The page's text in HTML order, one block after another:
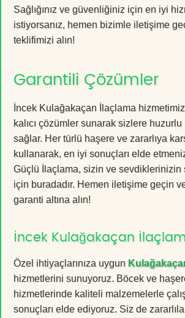
Sağlığınız ve güvenliğiniz için en iyi
istiyorsanız, hemen bizimle iletişime
teklifimizi alın!
Garantili Çözümler
İncek Kulağakaçan İlaçlama
kalıcı çözümler sunarak sizlere huzurlu
sağlar. Her türlü haşere ve zararlıya
kullanarak, en iyi sonuçları elde
Güçlü İlaçlama, sizin ve sevdiklerinizin
için buradadır. Hemen iletişime geçin
garanti altına alın!
İncek Kulağakaçan
Özel ihtiyaçlarınıza uygun
hizmetlerini sunuyoruz. Böcek ve
hizmetlerinde kaliteli malzemelerle
sonuçları elde ediyoruz. Siz de